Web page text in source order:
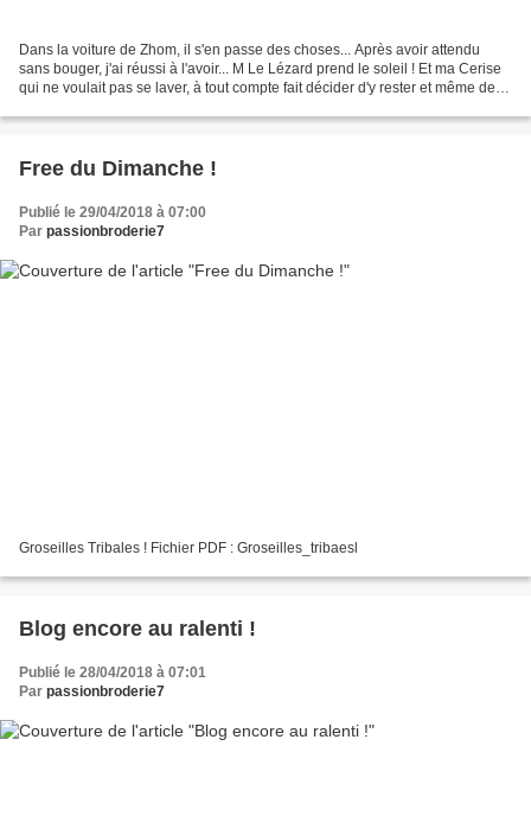
Dans la voiture de Zhom, il s'en passe des choses... Après avoir attendu
sans bouger, j'ai réussi à l'avoir... M Le Lézard prend le soleil ! Et ma Cerise
qui ne voulait pas se laver, à tout compte fait décider d'y rester et même de
Free du Dimanche !
Publié le 29/04/2018 à 07:00
Par passionbroderie7
Groseilles Tribales ! Fichier PDF : Groseilles_tribaesl
Blog encore au ralenti !
Publié le 28/04/2018 à 07:01
Par passionbroderie7